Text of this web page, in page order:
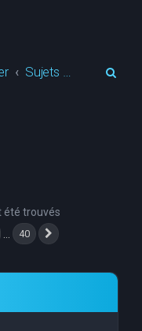
Sujets sans réponse
avancée
été trouvés
40